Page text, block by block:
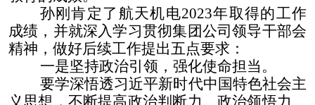
孙刚肯定了航天机电2023年取得的工作
成绩，并就深入学习贯彻集团公司领导干部会
精神，做好后续工作提出五点要求：
一是坚持政治引领，强化使命担当。
要学深悟透习近平新时代中国特色社会主
义思想，不断提高政治判断力、政治领悟力、